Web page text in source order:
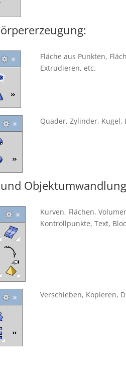
Fläche aus Punkten,
Extrudieren, etc.
Quader, Zylinder, Kugel,
Kurven, Flächen,
Kontrollpunkte, Text,
Verschieben, Kopieren,